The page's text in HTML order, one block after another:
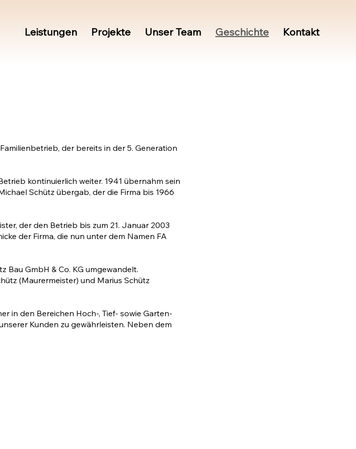
Leistungen Projekte Unser Team Geschichte Kontakt
der bereits in der 5. Generation
kontinuierlich weiter. 1941 übernahm sein
Schütz übergab, der die Firma bis 1966
der den Betrieb bis zum 21. Januar 2003
der Firma, die nun unter dem Namen FA
Bau GmbH & Co. KG umgewandelt.
(Maurermeister) und Marius Schütz
in den Bereichen Hoch-, Tief- sowie Garten-
Kunden zu gewährleisten. Neben dem